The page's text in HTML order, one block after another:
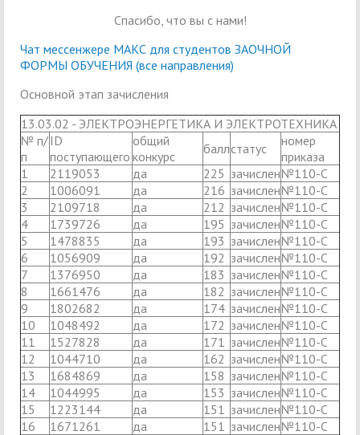
Спасибо, что вы с нами!
Чат мессенжере МАКС для студентов ЗАОЧНОЙ
ФОРМЫ ОБУЧЕНИЯ (все направления)
Основной этап зачисления
13.03.02 - ЭЛЕКТРОЭНЕРГЕТИКА И ЭЛЕКТРОТЕХНИКА
№ п/
п
ID
поступающего
общий
конкурс
баллстатус
номер
приказа
1
2119053 да 225 зачислен№110-С
2
1006091 да 216 зачислен№110-С
3
2109718 да 212 зачислен№110-С
4
1739726 да 195 зачислен№110-С
5
1478835 да 193 зачислен№110-С
6
1056909 да 192 зачислен№110-С
7
1376950 да 183 зачислен№110-С
8
1661476 да 182 зачислен№110-С
9
1802682 да 174 зачислен№110-С
10
1048492 да 172 зачислен№110-С
11
1527828 да 171 зачислен№110-С
12
1044710 да 162 зачислен№110-С
13
1684869 да 158 зачислен№110-С
14
1044995 да 153 зачислен№110-С
15
1223144 да 151 зачислен№110-С
16
1671261 да 151 зачислен№110-С